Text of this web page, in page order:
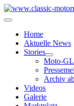
Home
Aktuelle News
Stories
Moto-
Archiv
Videos
Galerie